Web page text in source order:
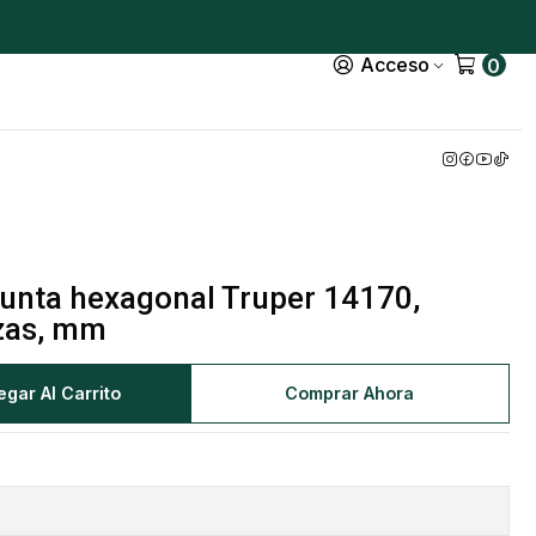
Acceso 0
hexagonal Truper 14170,
mm
Al Carrito Comprar Ahora